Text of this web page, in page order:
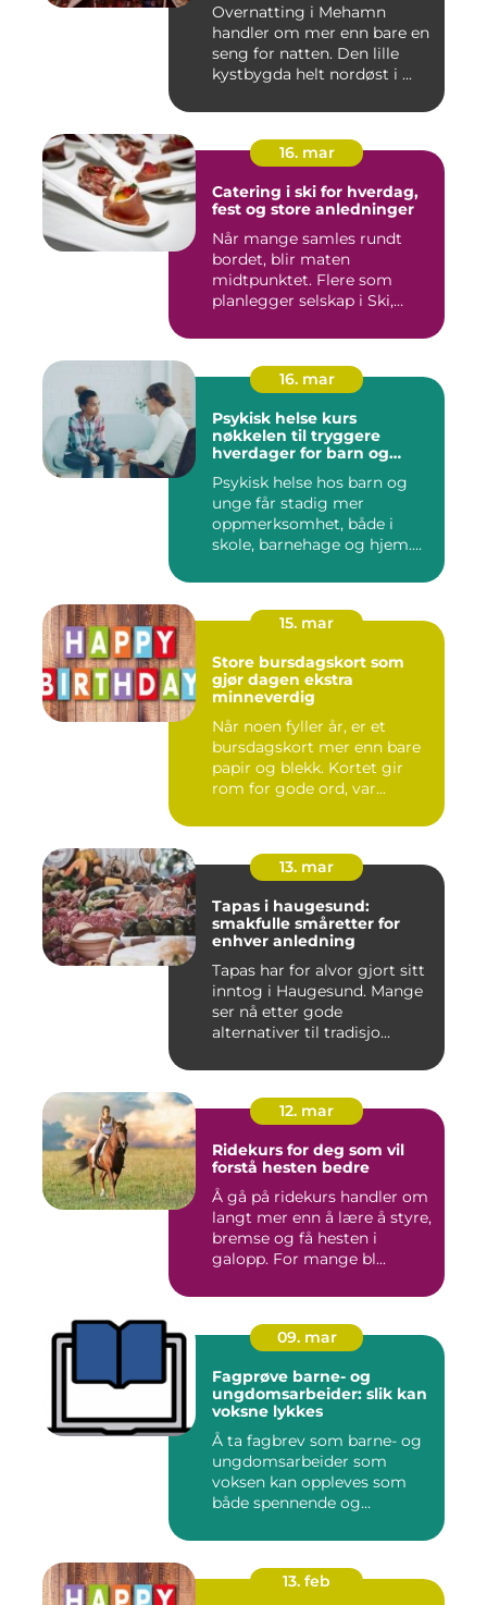
Overnatting i Mehamn
handler om mer enn bare en
seng for natten. Den lille
kystbygda helt nordøst i ...
16. mar
Catering i ski for hverdag,
fest og store anledninger
Når mange samles rundt
bordet, blir maten
midtpunktet. Flere som
planlegger selskap i Ski,
16. mar
Psykisk helse kurs
nøkkelen til tryggere
hverdager for barn og
Psykisk helse hos barn og
unge får stadig mer
oppmerksomhet, både i
skole, barnehage og hjem.
15. mar
Store bursdagskort som
gjør dagen ekstra
minneverdig
Når noen fyller år, er et
bursdagskort mer enn bare
papir og blekk. Kortet gir
rom for gode ord, var...
13. mar
Tapas i haugesund:
smakfulle småretter for
enhver anledning
Tapas har for alvor gjort sitt
inntog i Haugesund. Mange
ser nå etter gode
alternativer til tradisjo...
12. mar
Ridekurs for deg som vil
forstå hesten bedre
Å gå på ridekurs handler om
langt mer enn å lære å styre,
bremse og få hesten i
galopp. For mange bl...
09. mar
Fagprøve barne- og
ungdomsarbeider: slik kan
voksne lykkes
Å ta fagbrev som barne- og
ungdomsarbeider som
voksen kan oppleves som
både spennende og
13. feb